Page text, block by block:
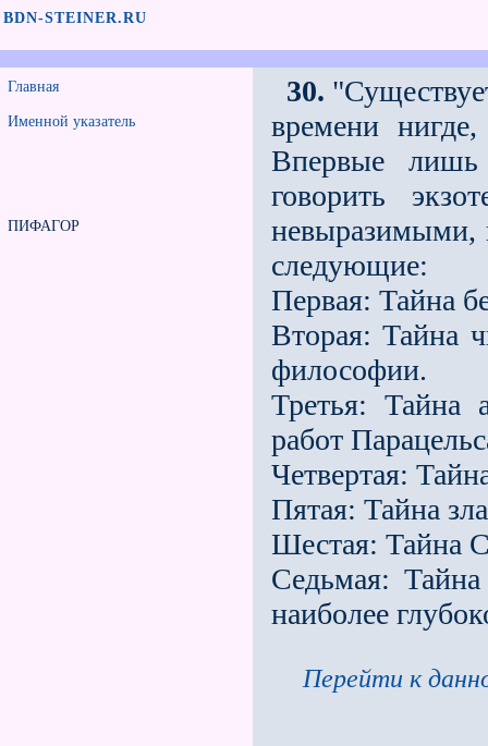
BDN-STEINER.RU
Главная
Именной указатель
ПИФАГОР
30.
времени
Впервые
говорить
невыразимыми,
следующие:
Первая: Тайна
Вторая: Тайна
философии.
Третья:
работ
Четвертая:
Пятая: Тайна
Шестая: Тайна
Седьмая: Тайна
наиболее
Перейти к